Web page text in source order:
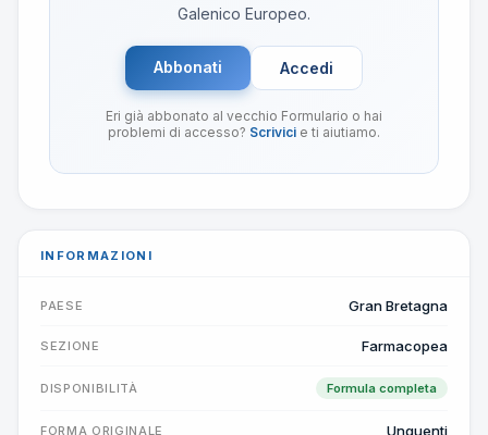
Galenico Europeo.
Abbonati Accedi
Eri già abbonato al vecchio Formulario o hai
problemi di accesso? Scrivici e ti aiutiamo.
INFORMAZIONI
PAESE Gran Bretagna
SEZIONE Farmacopea
DISPONIBILITÀ Formula completa
FORMA ORIGINALE Unguenti